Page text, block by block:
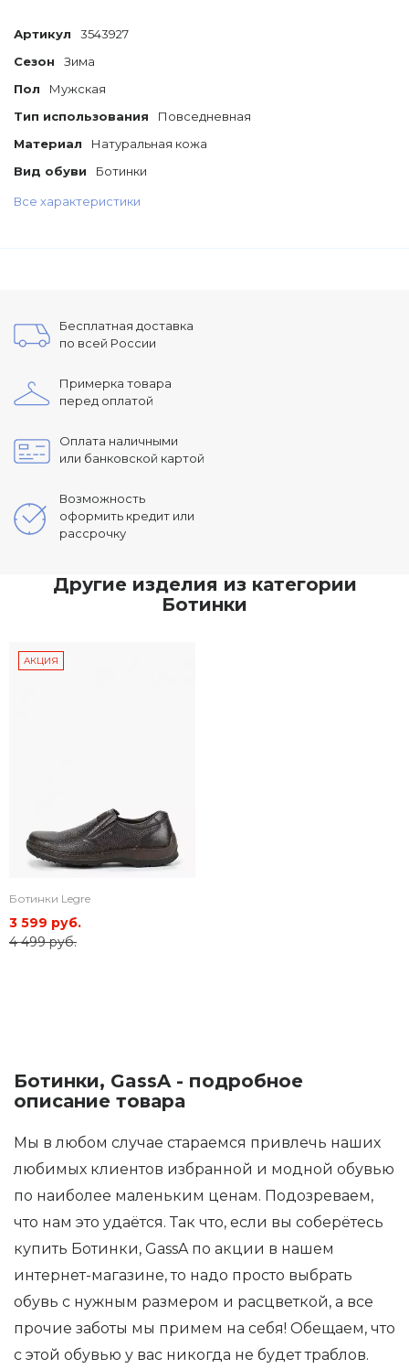
Артикул
3543927
Сезон
Зима
Пол
Мужская
Тип использования
Повседневная
Материал
Натуральная кожа
Вид обуви
Ботинки
Все характеристики
Бесплатная доставка
по всей России
Примерка товара
перед оплатой
Оплата наличными
или банковской картой
Возможность
оформить кредит или
рассрочку
Другие изделия из категории
Ботинки
АКЦИЯ
Ботинки Legre
3 599 руб.
4 499 руб.
Ботинки, GassA - подробное
описание товара
Мы в любом случае стараемся привлечь наших
любимых клиентов избранной и модной обувью
по наиболее маленьким ценам. Подозреваем,
что нам это удаётся. Так что, если вы соберётесь
купить Ботинки, GassA по акции в нашем
интернет-магазине, то надо просто выбрать
обувь с нужным размером и расцветкой, а все
прочие заботы мы примем на себя! Обещаем, что
с этой обувью у вас никогда не будет траблов.